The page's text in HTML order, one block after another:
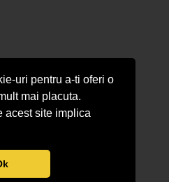
uri pentru a-ti oferi o
mai placuta.
acest site implica
2026 Elis Pavaje